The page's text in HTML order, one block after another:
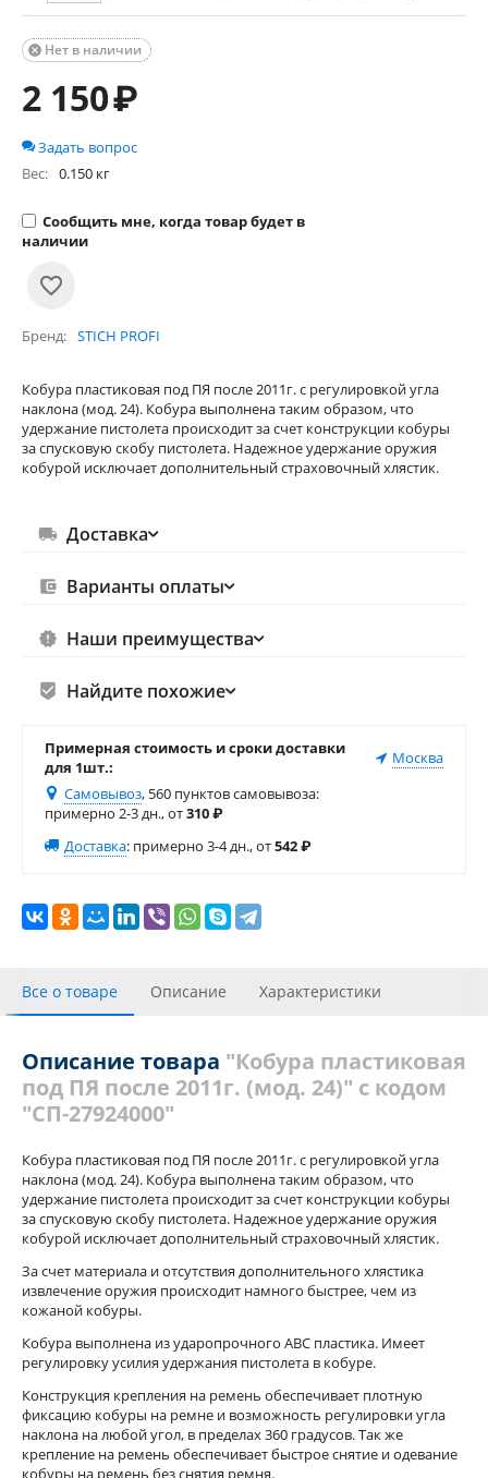
Нет в наличии

2 150₽
Задать вопрос
Вес: 0.150 кг
Сообщить мне, когда товар будет в
наличии
Бренд STICH PROFI
Кобура пластиковая под ПЯ после 2011г. с регулировкой угла
наклона (мод. 24). Кобура выполнена таким образом, что
удержание пистолета происходит за счет конструкции кобуры
за спусковую скобу пистолета. Надежное удержание оружия
кобурой исключает дополнительный страховочный хлястик.
Доставка
Варианты оплаты
Наши преимущества
Найдите похожие
Примерная стоимость и сроки доставки
для 1шт.:
Москва
Самовывоз, 560 пунктов самовывоза:
примерно 2-3 дн., от310₽
Доставка: примерно 3-4 дн., от542₽
Все о товаре Описание Характеристики
Описание товара "Кобура пластиковая
под ПЯ после 2011г. (мод. 24)" с кодом
"СП-27924000"
Кобура пластиковая под ПЯ после 2011г. с регулировкой угла
наклона (мод. 24). Кобура выполнена таким образом, что
удержание пистолета происходит за счет конструкции кобуры
за спусковую скобу пистолета. Надежное удержание оружия
кобурой исключает дополнительный страховочный хлястик.
За счет материала и отсутствия дополнительного хлястика
извлечение оружия происходит намного быстрее, чем из
кожаной кобуры.
Кобура выполнена из ударопрочного АВС пластика. Имеет
регулировку усилия удержания пистолета в кобуре.
Конструкция крепления на ремень обеспечивает плотную
фиксацию кобуры на ремне и возможность регулировки угла
наклона на любой угол, в пределах 360 градусов. Так же
крепление на ремень обеспечивает быстрое снятие и одевание
кобуры на ремень без снятия ремня.